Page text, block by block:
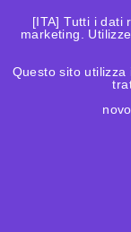
[ITA] Tutti i dati
marketing.
Questo sito